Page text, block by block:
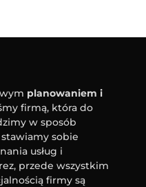
planowaniem i
firmą, która do
w sposób
sobie
usług i
przede wszystkim
firmy są